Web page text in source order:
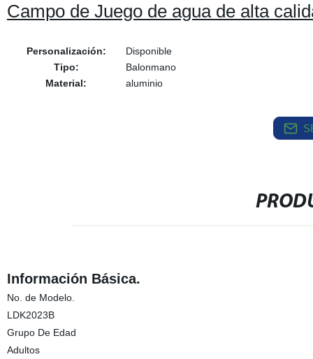
Campo de Juego de agua de alta
Personalización:
Disponible
Tipo:
Balonmano
Material:
aluminio
Información Básica.
No. de Modelo.
LDK2023B
Grupo De Edad
Adultos